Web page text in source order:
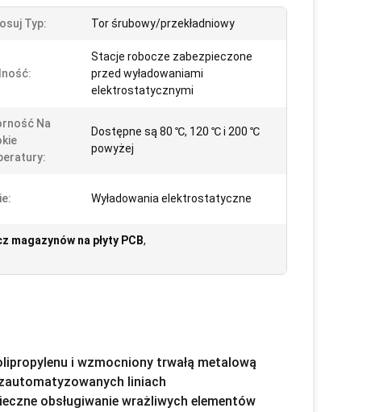
Typ: Tor śrubowy/przekładniowy
Stacje robocze zabezpieczone
przed wyładowaniami
elektrostatycznymi
Na
Dostępne są 80 ℃, 120 ℃ i 200 ℃
powyżej
Wyładowania elektrostatyczne
magazynów na płyty PCB,
i wzmocniony trwałą metalową
liniach
obsługiwanie wrażliwych elementów